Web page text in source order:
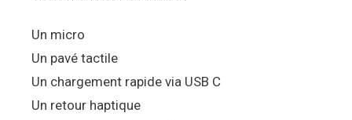
Un micro
Un pavé tactile
Un chargement rapide via USB C
Un retour haptique